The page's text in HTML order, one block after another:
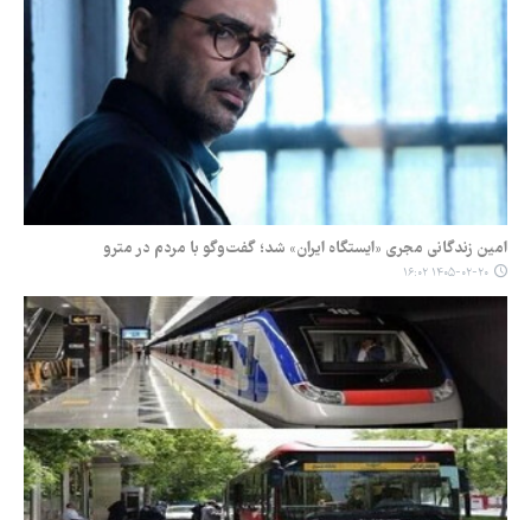
امین زندگانی مجری «ایستگاه ایران» شد؛ گفت‌وگو با مردم در مترو
۱۴۰۵-۰۲-۲۰ ۱۶:۰۲